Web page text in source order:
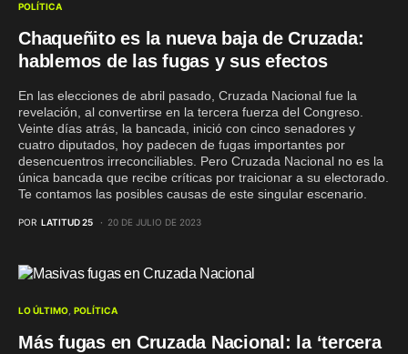
POLÍTICA
Chaqueñito es la nueva baja de Cruzada:
hablemos de las fugas y sus efectos
En las elecciones de abril pasado, Cruzada Nacional fue la
revelación, al convertirse en la tercera fuerza del Congreso.
Veinte días atrás, la bancada, inició con cinco senadores y
cuatro diputados, hoy padecen de fugas importantes por
desencuentros irreconciliables. Pero Cruzada Nacional no es la
única bancada que recibe críticas por traicionar a su electorado.
Te contamos las posibles causas de este singular escenario.
POR LATITUD 25 20 DE JULIO DE 2023
LO ÚLTIMO POLÍTICA
Más fugas en Cruzada Nacional: la ‘tercera